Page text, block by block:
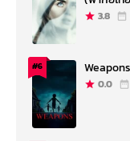
3.8
#6
0.0